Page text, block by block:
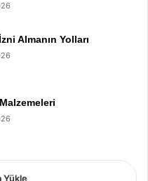
Almanın Yolları
Yükle